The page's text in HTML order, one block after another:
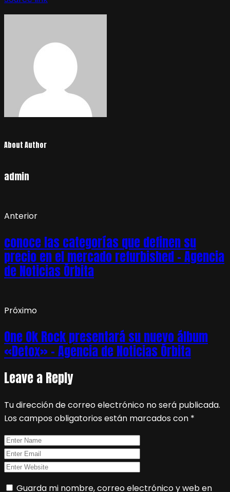
About Author
admin
Anterior
conoce las categorías que definen su
precio en el mercado refurbished – Agencia
de Noticias Órbita
Próximo
One Ok Rock presentará su nuevo álbum
«Detox» – Agencia de Noticias Órbita
Leave a Reply
Tu dirección de correo electrónico no será publicada.
Los campos obligatorios están marcados con *
Guarda mi nombre, correo electrónico y web en